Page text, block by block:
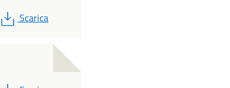
PDF
Scarica